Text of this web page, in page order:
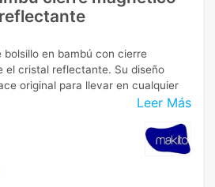
Leer Más
bolsillo en bambú con cierre
el cristal reflectante. Su diseño
original para llevar en cualquier